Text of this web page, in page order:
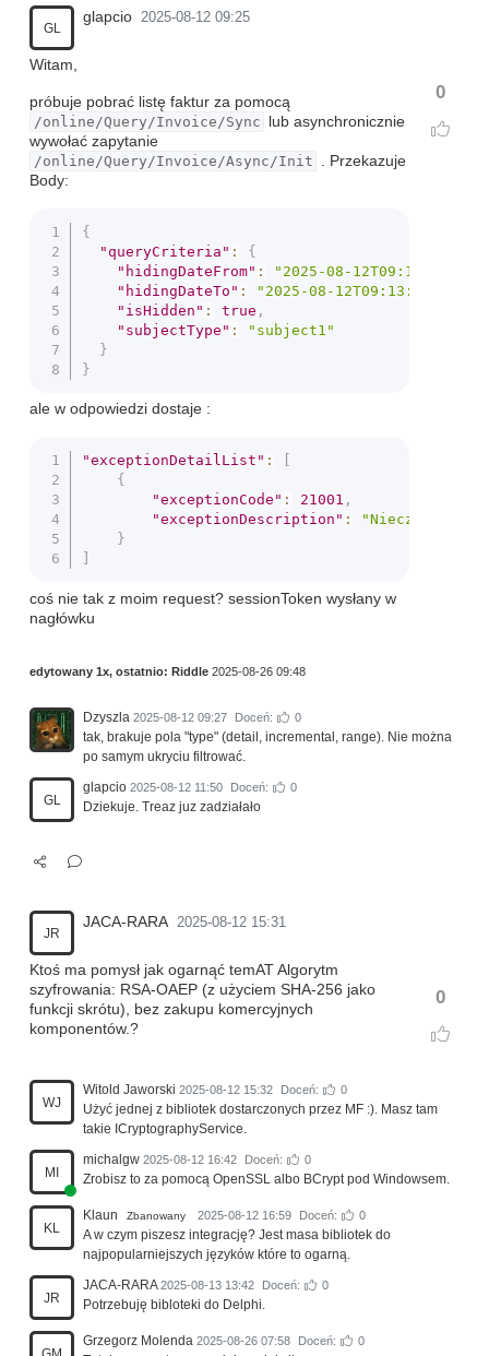
GL
glapcio 2025-08-12 09:25
0
Witam,
próbuje pobrać listę faktur za pomocą
/online/Query/Invoice/Sync
lub asynchronicznie
wywołać zapytanie
/online/Query/Invoice/Async/Init . Przekazuje
Body:
{
"queryCriteria" :
{
"hidingDateFrom" :
"2025-08-
"hidingDateTo" : "2025-08-12T09:13:50.159Z"
"isHidden" : true ,
"subjectType" :
"subject1"
}
}
ale w odpowiedzi dostaje :
"exceptionDetailList" :
{
"exceptionCode" : 21001 ,
"exceptionDescription" :
"Nieczytelna
}
coś nie tak z moim request? sessionToken wysłany w
nagłówku
edytowany 1x, ostatnio: Riddle 2025-08-26 09:48
Dzyszla 2025-08-12 09:27 Doceń: 0
tak, brakuje pola "type" (detail, incremental, range). Nie można
po samym ukryciu filtrować.
GL
glapcio 2025-08-12 11:50 Doceń: 0
Dziekuje. Treaz juz zadziałało
JR
JACA-RARA 2025-08-12 15:31
0
Ktoś ma pomysł jak ogarnąć temAT Algorytm
szyfrowania: RSA-OAEP (z użyciem SHA-256 jako
funkcji skrótu), bez zakupu komercyjnych
komponentów.?
WJ
Witold Jaworski 2025-08-12 15:32 Doceń: 0
Użyć jednej z bibliotek dostarczonych przez MF :). Masz tam
takie ICryptographyService.
MI
michalgw 2025-08-12 16:42 Doceń: 0
Zrobisz to za pomocą OpenSSL albo BCrypt pod Windowsem.
KL
Klaun Zbanowany 2025-08-12 16:59 Doceń: 0
A w czym piszesz integrację? Jest masa bibliotek do
najpopularniejszych języków które to ogarną.
JR
JACA-RARA 2025-08-13 13:42 Doceń: 0
Potrzebuję bibloteki do Delphi.
GM
Grzegorz Molenda 2025-08-26 07:58 Doceń: 0